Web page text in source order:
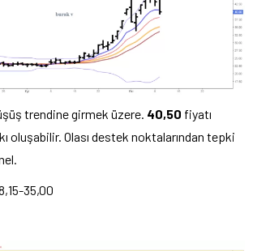
trendine girmek üzere. 40,50 fiyatı
oluşabilir. Olası destek noktalarından tepki
35,00